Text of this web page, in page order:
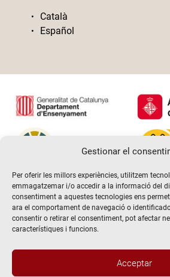
Gestionar el
Per oferir les millors experiències, utilitzem
emmagatzemar i/o accedir a la informació del
consentiment a aquestes tecnologies ens
ara el comportament de navegació o
consentir o retirar el consentiment, pot afectar
característiques i funcions.
Acceptar
Català
Español